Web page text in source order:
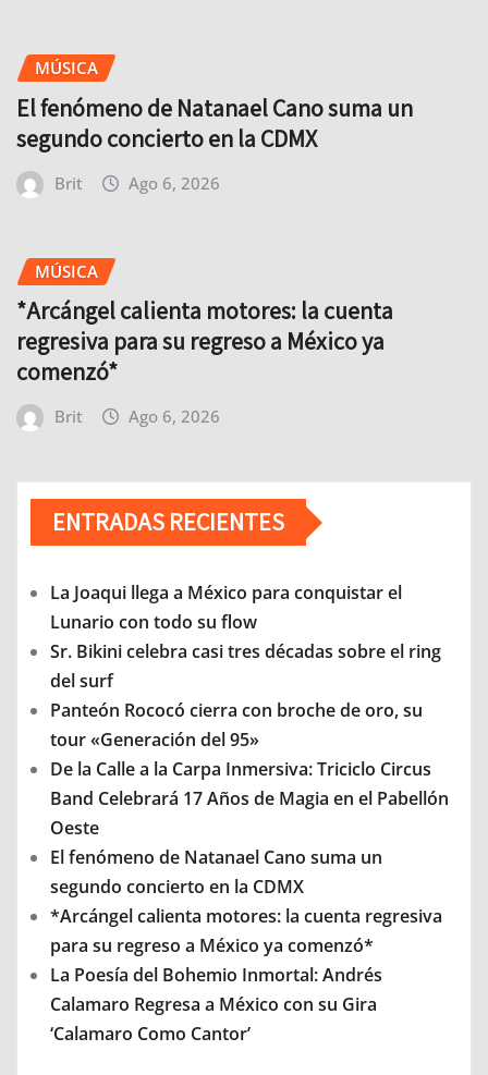
MÚSICA
El fenómeno de Natanael Cano suma un
segundo concierto en la CDMX
Brit Ago 6, 2026
MÚSICA
*Arcángel calienta motores: la cuenta
regresiva para su regreso a México ya
comenzó*
Brit Ago 6, 2026
ENTRADAS RECIENTES
La Joaqui llega a México para conquistar el
Lunario con todo su flow
Sr. Bikini celebra casi tres décadas sobre el ring
del surf
Panteón Rococó cierra con broche de oro, su
tour «Generación del 95»
De la Calle a la Carpa Inmersiva: Triciclo Circus
Band Celebrará 17 Años de Magia en el Pabellón
Oeste
El fenómeno de Natanael Cano suma un
segundo concierto en la CDMX
*Arcángel calienta motores: la cuenta regresiva
para su regreso a México ya comenzó*
La Poesía del Bohemio Inmortal: Andrés
Calamaro Regresa a México con su Gira
‘Calamaro Como Cantor’